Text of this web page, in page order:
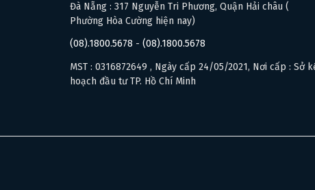
Đà Nẵng : 317 Nguyễn Tri Phương, Quận Hải châu (
Phường Hòa Cường hiện nay)
(08).1800.5678 - (08).1800.5678
MST : 0316872649 , Ngày cấp 24/05/2021, Nơi cấp : Sở
hoạch đầu tư TP. Hồ Chí Minh